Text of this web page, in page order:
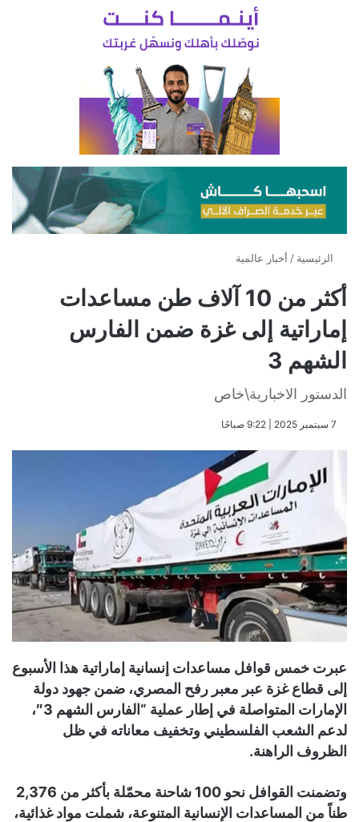
الرئيسية / أخبار عالمية
أكثر من 10 آلاف طن مساعدات
إماراتية إلى غزة ضمن الفارس
الشهم 3
الدستور الاخبارية\خاص
​7 سبتمبر 2025 | 9:22 صباحًا
عبرت خمس قوافل مساعدات إنسانية إماراتية هذا الأسبوع
إلى قطاع غزة عبر معبر رفح المصري، ضمن جهود دولة
الإمارات المتواصلة في إطار عملية “الفارس الشهم 3″،
لدعم الشعب الفلسطيني وتخفيف معاناته في ظل
الظروف الراهنة.
وتضمنت القوافل نحو 100 شاحنة محمّلة بأكثر من 2,376
طناً من المساعدات الإنسانية المتنوعة، شملت مواد غذائية،